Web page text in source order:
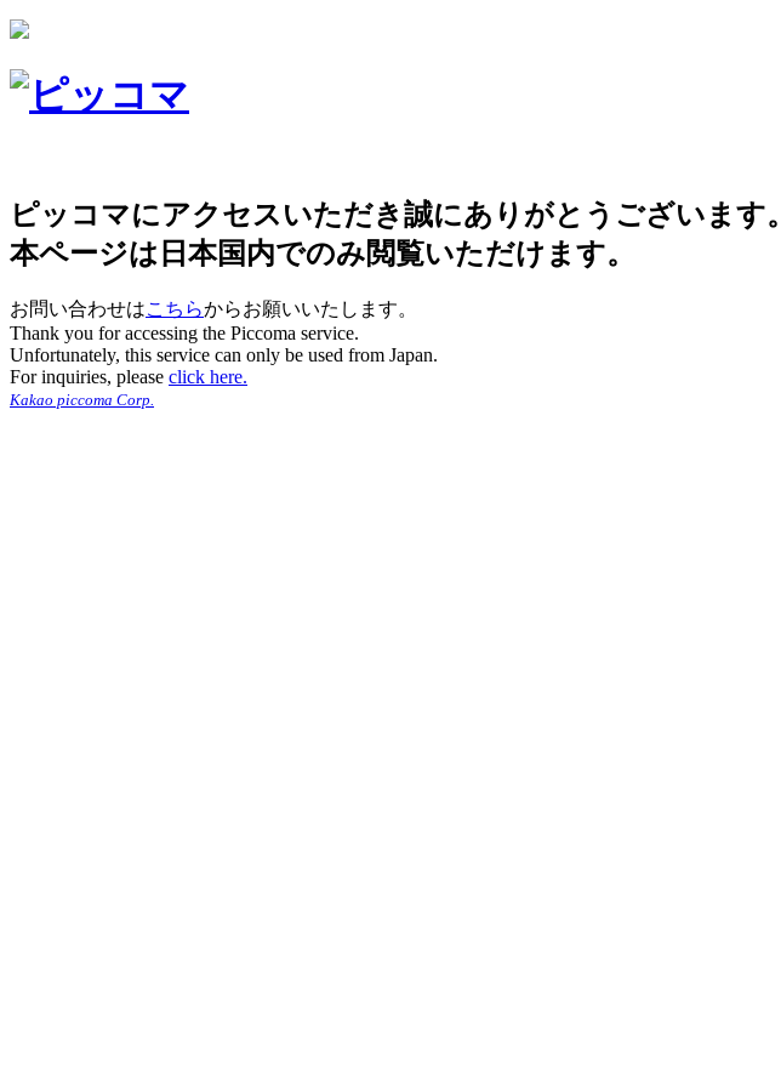
ピッコマにアクセスいただき誠にありがとうございます。
本ページは日本国内でのみ閲覧いただけます。
お問い合わせはこちらからお願いいたします。
Thank you for accessing the Piccoma service.
Unfortunately, this service can only be used from Japan.
For inquiries, please click here.
Kakao piccoma Corp.